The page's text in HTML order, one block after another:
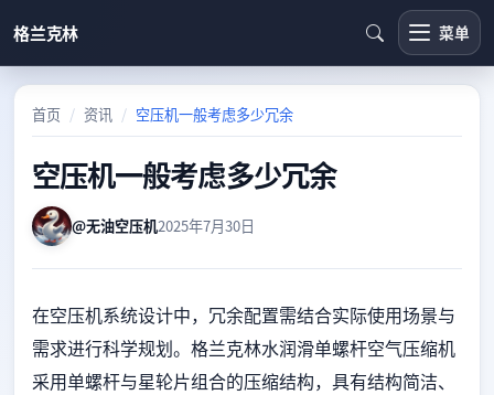
格兰克林 菜单
首页 资讯 空压机一般考虑多少冗余
空压机一般考虑多少冗余
@无油空压机2025年7月30日
在空压机系统设计中，冗余配置需结合实际使用场景与
需求进行科学规划。格兰克林水润滑单螺杆空气压缩机
采用单螺杆与星轮片组合的压缩结构，具有结构简洁、